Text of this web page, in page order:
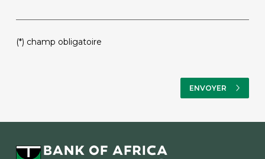
PLEASE
LEAVE
(*) champ obligatoire